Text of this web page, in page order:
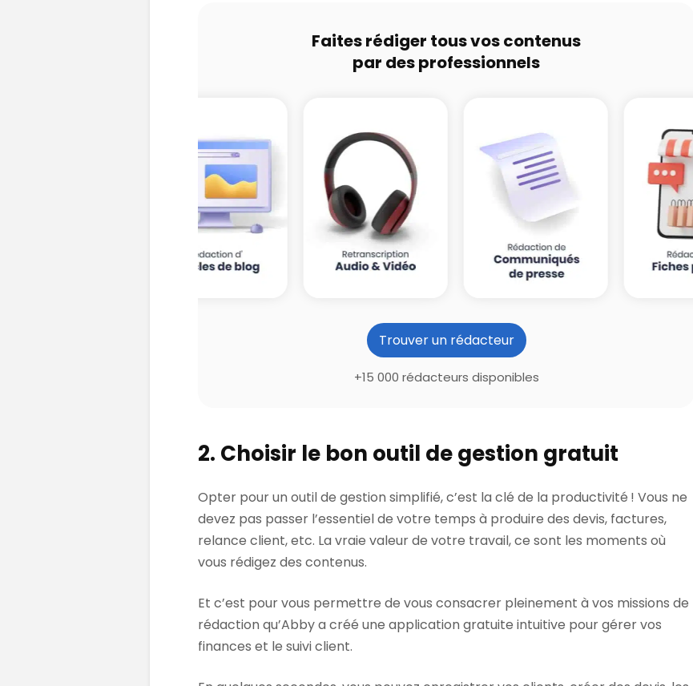
Faites rédiger tous vos contenus
par des professionnels
Trouver un rédacteur
+15 000 rédacteurs disponibles
2. Choisir le bon outil de gestion gratuit
Opter pour un outil de gestion simplifié, c’est la clé de la productivité ! Vous ne
devez pas passer l’essentiel de votre temps à produire des devis, factures,
relance client, etc. La vraie valeur de votre travail, ce sont les moments où
vous rédigez des contenus.
Et c’est pour vous permettre de vous consacrer pleinement à vos missions de
rédaction qu’Abby a créé une application gratuite intuitive pour gérer vos
finances et le suivi client.